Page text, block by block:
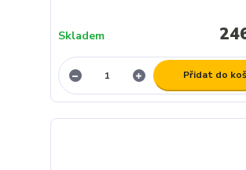
Skladem
Přidat do